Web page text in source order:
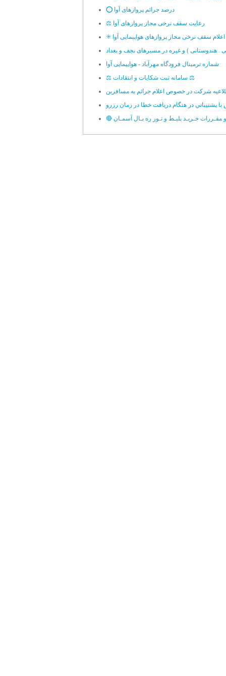
⭕️ درصد جرائم پروازهای آوا
⚖️ رعایت سقف نرخی مجاز پروازهای آوا
✳️ اعلام سقف نرخی مجاز پروازهای هواپیمایی آوا
. هندوستانی ) و غیره در مسیرهای نجف و بغداد
شماره ترمینال فرودگاه مهرآباد - هواپیمایی آوا
⚖️ سامانه ثبت شکایات و انتقادات ⚖️
شرکت در خصوص اعلام جرائم به مسافرين
پشتيباني در هنگام دريافت خطا در زمان رزرو